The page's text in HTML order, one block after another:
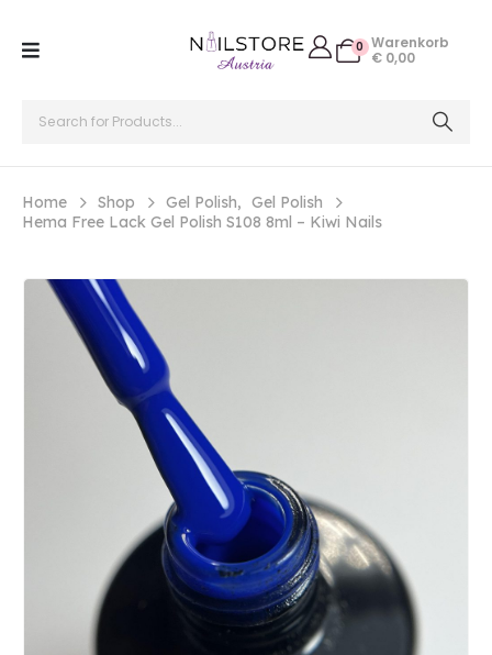
0 Warenkorb
€ 0,00
Home Shop Gel Polish, Gel Polish
Hema Free Lack Gel Polish S108 8ml – Kiwi Nails